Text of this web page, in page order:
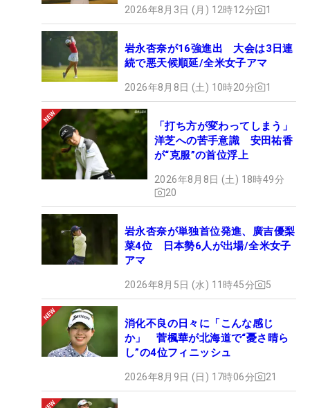
2026年8月3日 (月) 12時12分 1
岩永杏奈が16強進出 大会は3日連
続で悪天候順延/全米女子アマ
2026年8月8日 (土) 10時20分 1
「打ち方が変わってしまう」
洋芝への苦手意識 安田祐香
が“克服”の首位浮上
2026年8月8日 (土) 18時49分
20
岩永杏奈が単独首位発進、廣吉優梨
菜4位 日本勢6人が出場/全米女子
アマ
2026年8月5日 (水) 11時45分 5
消化不良の日々に「こんな感じ
か」 菅楓華が北海道で“憂さ晴ら
し”の4位フィニッシュ
2026年8月9日 (日) 17時06分 21